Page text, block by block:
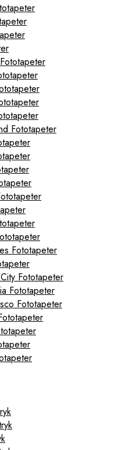
Fototapeter
Fototapeter
Fototapeter
Fototapeter
Fototapeter